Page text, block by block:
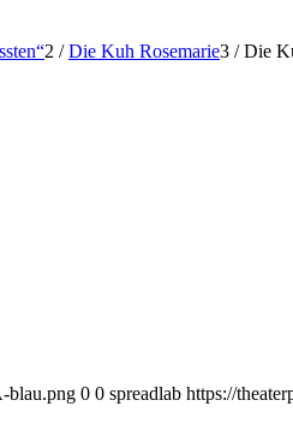
2 / Die Kuh Rosemarie3 / Die
blau.png 0 0 spreadlab https://